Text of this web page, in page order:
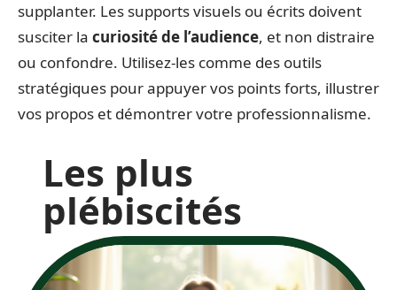
supplanter. Les supports visuels ou écrits doivent
susciter la curiosité de l’audience, et non distraire
ou confondre. Utilisez-les comme des outils
stratégiques pour appuyer vos points forts, illustrer
vos propos et démontrer votre professionnalisme.
Les plus
plébiscités